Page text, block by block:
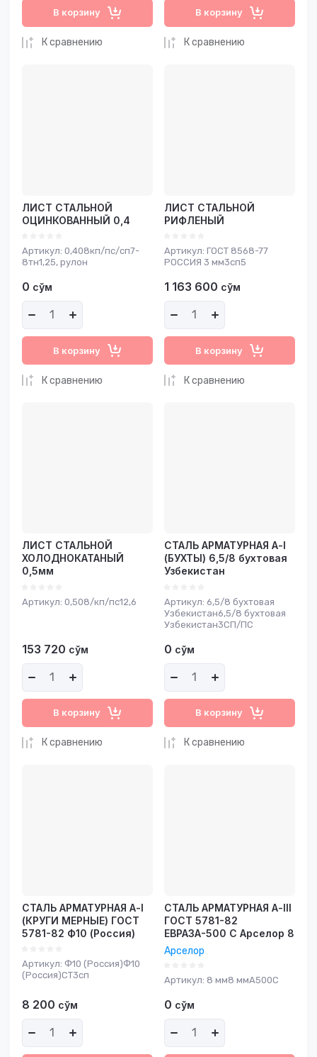
В корзину
К сравнению
В корзину
К сравнению
ЛИСТ СТАЛЬНОЙ
ОЦИНКОВАННЫЙ 0,4
Артикул: 0,408кп/пс/сп7-
8тн1,25, рулон
0 сўм
В корзину
К сравнению
ЛИСТ СТАЛЬНОЙ
РИФЛЕНЫЙ
Артикул: ГОСТ 8568-77
РОССИЯ 3 мм3сп5
1 163 600 сўм
В корзину
К сравнению
ЛИСТ СТАЛЬНОЙ
ХОЛОДНОКАТАНЫЙ
0,5мм
Артикул: 0,508/кп/пс12,6
153 720 сўм
В корзину
К сравнению
СТАЛЬ АРМАТУРНАЯ А-I
(БУХТЫ) 6,5/8 бухтовая
Узбекистан
Артикул: 6,5/8 бухтовая
Узбекистан6,5/8 бухтовая
Узбекистан3СП/ПС
0 сўм
В корзину
К сравнению
СТАЛЬ АРМАТУРНАЯ А-I
(КРУГИ МЕРНЫЕ) ГОСТ
5781-82 Ф10 (Россия)
Артикул: Ф10 (Россия)Ф10
(Россия)СТ3сп
8 200 сўм
СТАЛЬ АРМАТУРНАЯ А-III
ГОСТ 5781-82
ЕВРАЗА-500 С Арселор 8
Арселор
Артикул: 8 мм8 ммА500С
0 сўм